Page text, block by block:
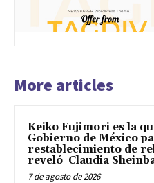
More articles
Keiko Fujimori es la
Gobierno de México
restablecimiento de
reveló Claudia
7 de agosto de 2026